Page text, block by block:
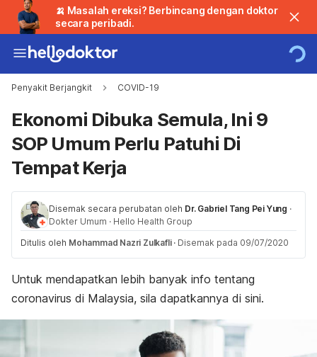
🍌 Masalah ereksi? Berbincang dengan doktor
secara peribadi.
Penyakit Berjangkit COVID-19
Ekonomi Dibuka Semula, Ini 9
SOP Umum Perlu Patuhi Di
Tempat Kerja
Disemak secara perubatan oleh Dr. Gabriel Tang Pei Yung ·
Dokter Umum · Hello Health Group
Ditulis oleh Mohammad Nazri Zulkafli · Disemak pada 09/07/2020
Untuk mendapatkan lebih banyak info tentang
coronavirus di Malaysia, sila dapatkannya di sini.